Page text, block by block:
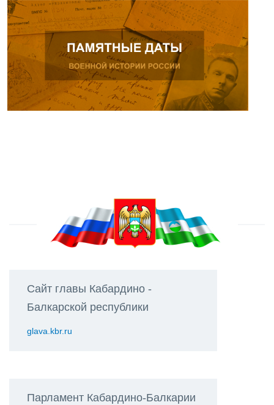
Сайт главы Кабардино -
Балкарской республики
glava.kbr.ru
Парламент Кабардино-Балкарии